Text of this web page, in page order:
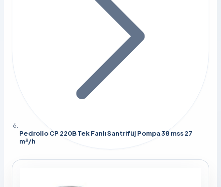
Pedrollo CP 220B Tek Fanlı Santrifüj Pompa 38 mss 27
m³/h